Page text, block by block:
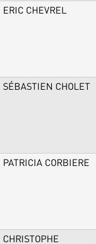
ERIC CHEVREL
SÉBASTIEN CHOLET
PATRICIA CORBIERE
CHRISTOPHE